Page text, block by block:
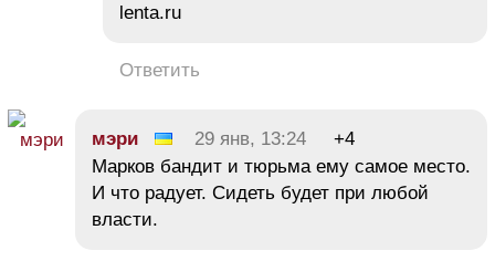
lenta.ru
Ответить
мэри 29 янв, 13:24
+4
Марков бандит и тюрьма ему самое место.
И что радует. Сидеть будет при любой
власти.